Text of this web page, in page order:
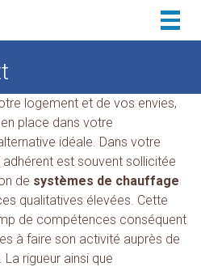
logement et de vos envies,
place dans votre
idéale. Dans votre
est souvent sollicitée
de systèmes de chauffage
qualitatives élevées. Cette
de compétences conséquent
à faire son activité auprès de
rigueur ainsi que